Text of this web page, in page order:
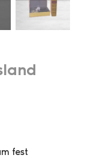
fest